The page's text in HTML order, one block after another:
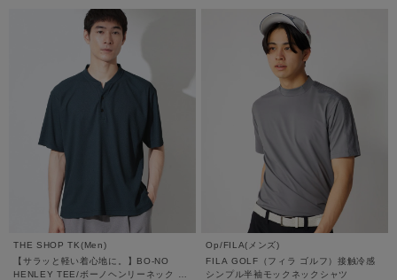
THE SHOP TK(Men)
【サラッと軽い着心地に。】BO-NO
HENLEY TEE/ボーノヘンリーネック T
Op/FILA(メンズ)
FILA GOLF（フィラ ゴルフ）接触冷感
シンプル半袖モックネックシャツ